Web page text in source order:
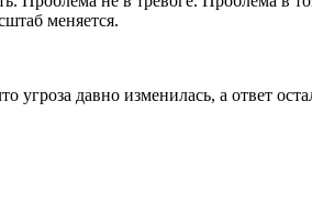
меняется.
давно изменилась, а ответ